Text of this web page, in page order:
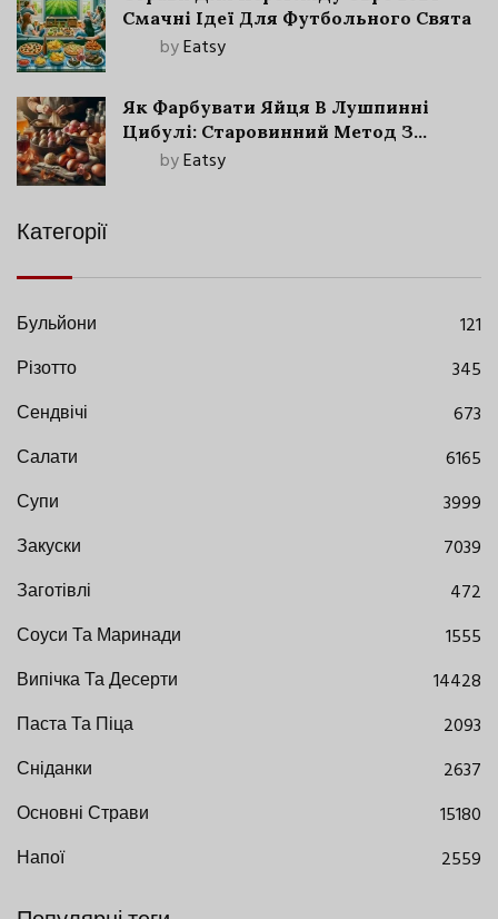
Смачні Ідеї Для Футбольного Свята
byEatsy
Як Фарбувати Яйця В Лушпинні
Цибулі: Старовинний Метод З
Сучасними Нюансами
byEatsy
Категорії
Бульйони
121
Різотто
345
Сендвічі
673
Салати
6165
Супи
3999
Закуски
7039
Заготівлі
472
Соуси Та Маринади
1555
Випічка Та Десерти
14428
Паста Та Піца
2093
Сніданки
2637
Основні Страви
15180
Напої
2559